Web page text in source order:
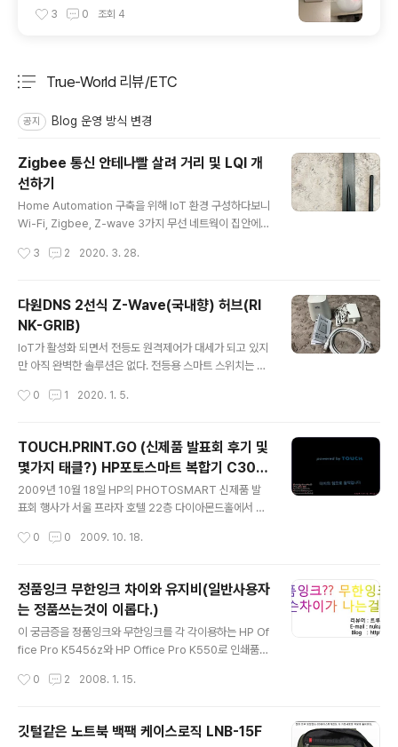
센서 ESP모듈 활용 MQTT연동 - 1부
3 0 조회 4
True-World 리뷰/ETC
공지 Blog 운영 방식 변경
Zigbee 통신 안테나빨 살려 거리 및 LQI 개
선하기
Home Automation 구축을 위해 IoT 환경 구성하다보니
Wi-Fi, Zigbee, Z-wave 3가지 무선 네트웍이 집안에서
신거리 증간나 연결 안정성을 확보하는데 리피터추가하다
신에서 안테나의 성능은 dBi로 표기한다. 흔히 말해 안테
나 이득(gain)이라고 하며 보통 5dbi가 일반적으로 많이
쓰인다. 안테나를 통해서 들어오고 나가는 신호에 5dbi정
도 이득이 있다고 생각하면 된다. 2. 무선 통신은 양방향이
보낼수 있지만 신호를 받은 장치의 송신 출력이 낮다면 돌
3 2 2020. 3. 28.
다원DNS 2선식 Z-Wave(국내향) 허브(RI
NK-GRIB)
IoT가 활성화 되면서 전등도 원격제어가 대세가 되고 있지
만 아직 완벽한 솔루션은 없다. 전등용 스마트 스위치는 2
선) 모두가 들어가서 스위치에 안정적인 전원 공급이 가능
치가 가능하지만 전등이 꺼진상태에서도 미세하게 전류를
흘려 스위치에 전원을 공급하는 방식으로 전등 종류 및 부
하에 영향을 받는 문제가 있다. 또한 소비 전력의 제한으로
인하여 Wi-Fi가 아닌 Zigbee나 Z-Wave와 같은 저전력
게 된다. 이번에 국내 업체인 다원DNS에서 Z-Wave가 적
0 1 2020. 1. 5.
TOUCH.PRINT.GO (신제품 발표회 후기 및
몇가지 태클?) HP포토스마트 복합기 C309
g / C4780 / B209g / 터치스크린 / 프린터
2009년 10월 18일 HP의 PHOTOSMART 신제품 발
표회 행사가 서울 프라자 호텔 22층 다이아몬드홀에서 있
T 시리즈는 기존의 버튼 형태의 인터페이스를 탈피하고 각
따라 사진과 함께 살펴 보겠다. 행사의 시작을 알리는 PT
화면.. 행사 진행의 사회를 맡으신 분이 행사 시작을 알립니
다. 신제품 프린터에 적용된 기술이 생활속에서 어떻게 적
용될지 설명해주시고 계십니다. IT기기인 프린터가 가전제
어떠한 공간에도 어울리는 가전제품으로 변화한다.. 우리
0 0 2009. 10. 18.
정품잉크 무한잉크 차이와 유지비(일반사용자
는 정품쓰는것이 이롭다.)
이 궁금증을 정품잉크와 무한잉크를 각 각이용하는 HP Of
fice Pro K5456z와 HP Office Pro K550로 인쇄품질
덧붙이자면, 무한잉크 공급호스에 에어안차게 관리 잘해주
하느니 정품잉크가 유리할 수도 있다. 따라서 각자 사정에
0 2 2008. 1. 15.
깃털같은 노트북 백팩 케이스로직 LNB-15F